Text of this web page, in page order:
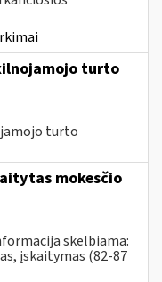
turto
turto
mokesčio
skelbiama:
įskaitymas (82-87